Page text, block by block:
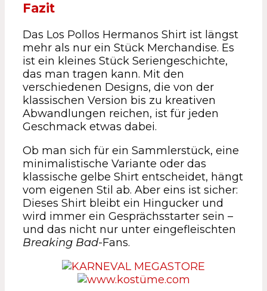
Fazit
Das Los Pollos Hermanos Shirt ist längst
mehr als nur ein Stück Merchandise. Es
ist ein kleines Stück Seriengeschichte,
das man tragen kann. Mit den
verschiedenen Designs, die von der
klassischen Version bis zu kreativen
Abwandlungen reichen, ist für jeden
Geschmack etwas dabei.
Ob man sich für ein Sammlerstück, eine
minimalistische Variante oder das
klassische gelbe Shirt entscheidet, hängt
vom eigenen Stil ab. Aber eins ist sicher:
Dieses Shirt bleibt ein Hingucker und
wird immer ein Gesprächsstarter sein –
und das nicht nur unter eingefleischten
Breaking Bad-Fans.